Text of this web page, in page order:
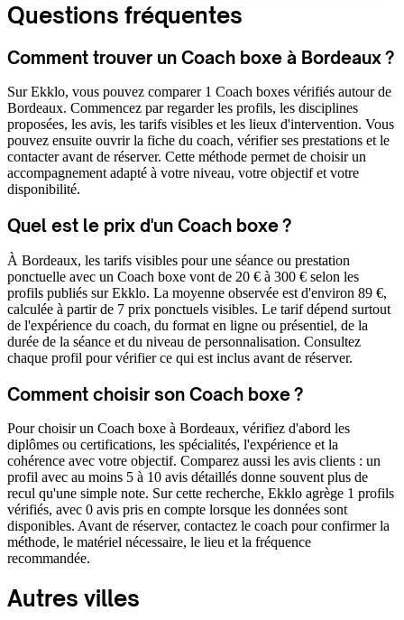
Questions fréquentes
Comment trouver un Coach boxe à Bordeaux ?
Sur Ekklo, vous pouvez comparer 1 Coach boxes vérifiés autour de
Bordeaux. Commencez par regarder les profils, les disciplines
proposées, les avis, les tarifs visibles et les lieux d'intervention. Vous
pouvez ensuite ouvrir la fiche du coach, vérifier ses prestations et le
contacter avant de réserver. Cette méthode permet de choisir un
accompagnement adapté à votre niveau, votre objectif et votre
disponibilité.
Quel est le prix d'un Coach boxe ?
À Bordeaux, les tarifs visibles pour une séance ou prestation
ponctuelle avec un Coach boxe vont de 20 € à 300 € selon les
profils publiés sur Ekklo. La moyenne observée est d'environ 89 €,
calculée à partir de 7 prix ponctuels visibles. Le tarif dépend surtout
de l'expérience du coach, du format en ligne ou présentiel, de la
durée de la séance et du niveau de personnalisation. Consultez
chaque profil pour vérifier ce qui est inclus avant de réserver.
Comment choisir son Coach boxe ?
Pour choisir un Coach boxe à Bordeaux, vérifiez d'abord les
diplômes ou certifications, les spécialités, l'expérience et la
cohérence avec votre objectif. Comparez aussi les avis clients : un
profil avec au moins 5 à 10 avis détaillés donne souvent plus de
recul qu'une simple note. Sur cette recherche, Ekklo agrège 1 profils
vérifiés, avec 0 avis pris en compte lorsque les données sont
disponibles. Avant de réserver, contactez le coach pour confirmer la
méthode, le matériel nécessaire, le lieu et la fréquence
recommandée.
Autres villes